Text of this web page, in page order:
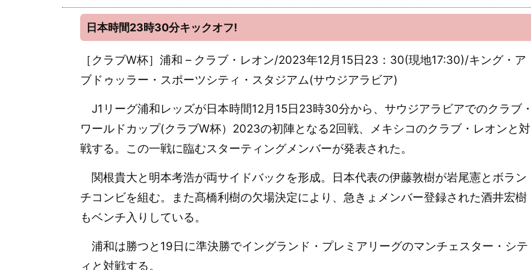
日本時間23時30分キックオフ!
［クラブW杯］浦和 – クラブ・レオン/2023年12月15日23：30(現地17:30)/キング・ア
ブドゥッラー・スポーツシティ・スタジアム(サウジアラビア)
J1リーグ浦和レッズが日本時間12月15日23時30分から、サウジアラビアでのクラブ・
ワールドカップ(クラブW杯）2023の初陣となる2回戦、メキシコのクラブ・レオンと対
戦する。この一戦に臨むスターティングメンバーが発表された。
関根貴大と明本考浩が両サイドバックを形成。日本代表の伊藤敦樹が岩尾憲とボラン
チコンビを組む。また髙橋利樹の欠場決定により、急きょメンバー登録された酒井宏樹
もベンチ入りしている。
浦和は勝つと19日に準決勝でイングランド・プレミアリーグのマンチェスター・シテ
ィと対戦する。